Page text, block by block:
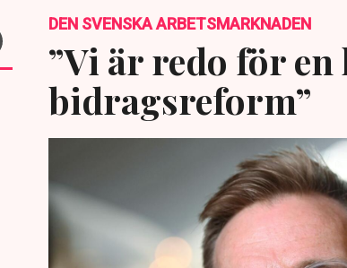
DEN SVENSKA ARBETSMARKNADEN
”Vi är redo för
bidrags­reform”